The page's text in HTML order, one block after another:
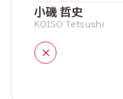
小磯 哲史
KOISO Tetsushi
×